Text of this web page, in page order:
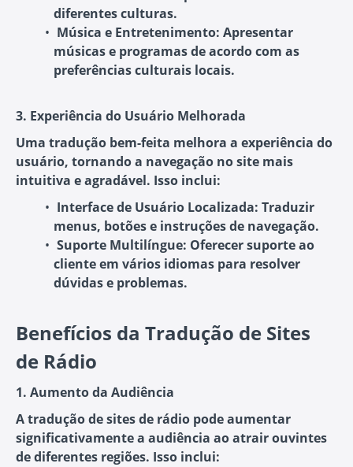
diferentes culturas.
Música e Entretenimento: Apresentar
músicas e programas de acordo com as
preferências culturais locais.
3. Experiência do Usuário Melhorada
Uma tradução bem-feita melhora a experiência do
usuário, tornando a navegação no site mais
intuitiva e agradável. Isso inclui:
Interface de Usuário Localizada: Traduzir
menus, botões e instruções de navegação.
Suporte Multilíngue: Oferecer suporte ao
cliente em vários idiomas para resolver
dúvidas e problemas.
Benefícios da Tradução de Sites
de Rádio
1. Aumento da Audiência
A tradução de sites de rádio pode aumentar
significativamente a audiência ao atrair ouvintes
de diferentes regiões. Isso inclui: